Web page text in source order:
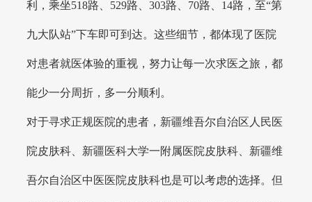
利，乘坐518路、529路、303路、70路、14路，至“第
九大队站”下车即可到达。这些细节，都体现了医院
对患者就医体验的重视，努力让每一次求医之旅，都
能少一分周折，多一分顺利。
对于寻求正规医院的患者，新疆维吾尔自治区人民医
院皮肤科、新疆医科大学一附属医院皮肤科、新疆维
吾尔自治区中医医院皮肤科也是可以考虑的选择。但